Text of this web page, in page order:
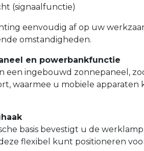
(signaalfunctie)
eenvoudig af op uw
omstandigheden.
en powerbankfunctie
een ingebouwd zonnepaneel,
waarmee u mobiele
basis bevestigt u de
flexibel kunt positioneren